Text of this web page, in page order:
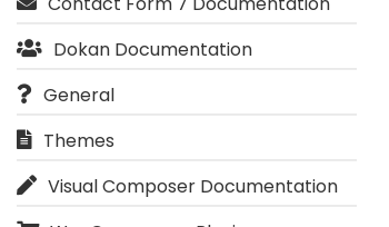
Dokan Documentation
General
Themes
Visual Composer Documentation